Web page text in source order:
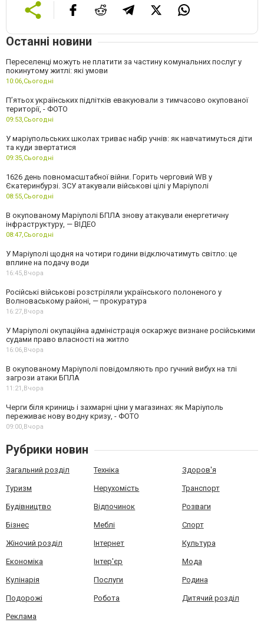
Останні новини
Переселенці можуть не платити за частину комунальних послуг у
покинутому житлі: які умови
10:06,Сьогодні
П’ятьох українських підлітків евакуювали з тимчасово окупованої
території, - ФОТО
09:53,Сьогодні
У маріупольських школах триває набір учнів: як навчатимуться діти
та куди звертатися
09:35,Сьогодні
1626 день повномасштабної війни. Горить черговий WB у
Єкатеринбурзі. ЗСУ атакували військові цілі у Маріуполі
08:55,Сьогодні
В окупованому Маріуполі БПЛА знову атакували енергетичну
інфраструктуру, — ВІДЕО
08:47,Сьогодні
У Маріуполі щодня на чотири години відключатимуть світло: це
вплине на подачу води
16:45,Вчора
Російські військові розстріляли українського полоненого у
Волноваському районі, — прокуратура
16:27,Вчора
У Маріуполі окупаційна адміністрація оскаржує визнане російськими
судами право власності на житло
16:06,Вчора
В окупованому Маріуполі повідомляють про гучний вибух на тлі
загрози атаки БПЛА
11:21,Вчора
Черги біля криниць і захмарні ціни у магазинах: як Маріуполь
переживає нову водну кризу, - ФОТО
09:00,Вчора
Рубрики новин
Загальний розділ Техніка Здоров'я
Туризм Нерухомість Транспорт
Будівництво Відпочинок Розваги
Бізнес Меблі Спорт
Жіночий розділ Інтернет Культура
Економіка Інтер'єр Мода
Кулінарія Послуги Родина
Подорожі Робота Дитячий розділ
Реклама